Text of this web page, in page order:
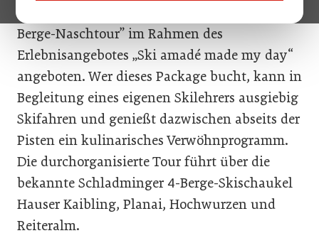
Berge-Naschtour” im Rahmen des
Erlebnisangebotes „Ski amadé made my day“
angeboten. Wer dieses Package bucht, kann in
Begleitung eines eigenen Skilehrers ausgiebig
Skifahren und genießt dazwischen abseits der
Pisten ein kulinarisches Verwöhnprogramm.
Die durchorganisierte Tour führt über die
bekannte Schladminger 4-Berge-Skischaukel
Hauser Kaibling, Planai, Hochwurzen und
Reiteralm.